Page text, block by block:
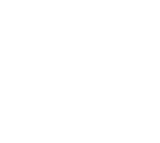
נפרדת סמוכה לאוהלים.